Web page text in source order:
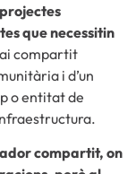
que necessitin
compartit
i d’un
o entitat de
compartit, on